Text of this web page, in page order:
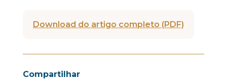
Download do artigo completo (PDF)
Compartilhar